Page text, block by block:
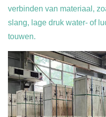
verbinden van materiaal,
slang, lage druk water- of
touwen.